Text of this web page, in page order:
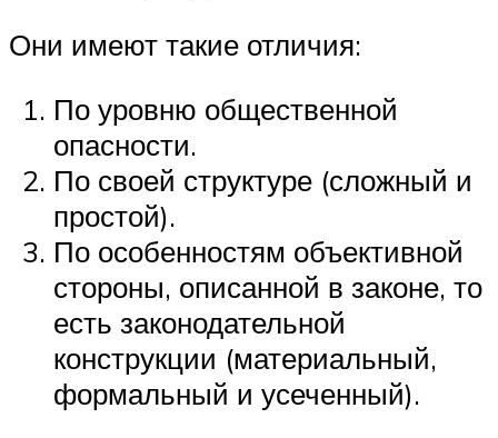
Они имеют такие отличия:
По уровню общественной
опасности.
По своей структуре (сложный и
простой).
По особенностям объективной
стороны, описанной в законе, то
есть законодательной
конструкции (материальный,
формальный и усеченный).